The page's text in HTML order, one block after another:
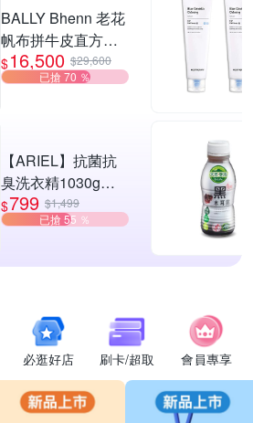
BALLY Bhenn 老花
帆布拼牛皮直方肩
斜背郵差包-2款可
選
$16,500 $29,600
已搶 70 ％
【ARIEL】抗菌抗
臭洗衣精1030g補
充包 X8 (抗菌去漬/
室內晾曬) 兩款任選
$799 $1,499
已搶 55 ％
必逛好店 刷卡/超取 會員專享